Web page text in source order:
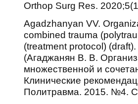
Orthop Surg Res.
Agadzhanyan VV.
combined trauma
(treatment protocol)
(Агаджанян В. В.
множественной и
Клинические
Политравма. 2015. №4.